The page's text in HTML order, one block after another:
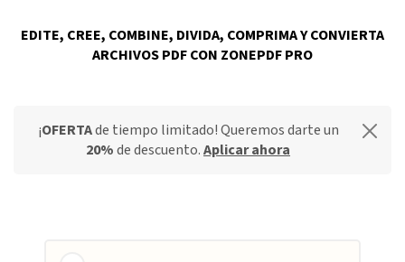
EDITE, CREE, COMBINE, DIVIDA, COMPRIMA Y CONVIERTA
ARCHIVOS PDF CON ZONEPDF PRO
¡OFERTAde tiempo limitado! Queremos darte un
20%de descuento.Aplicar ahora